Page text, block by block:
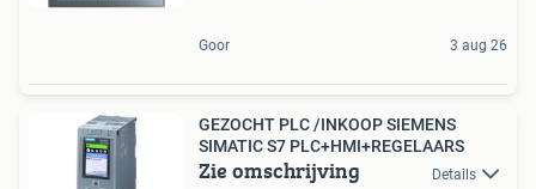
Goor 3 aug 26
GEZOCHT PLC /INKOOP SIEMENS
SIMATIC S7 PLC+HMI+REGELAARS
Zie omschrijving Details